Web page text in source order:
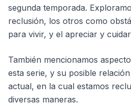
segunda temporada.
reclusión, los otros como
para vivir, y el apreciar y
También mencionamos
esta serie, y su posible
actual, en la cual estamos
diversas maneras.